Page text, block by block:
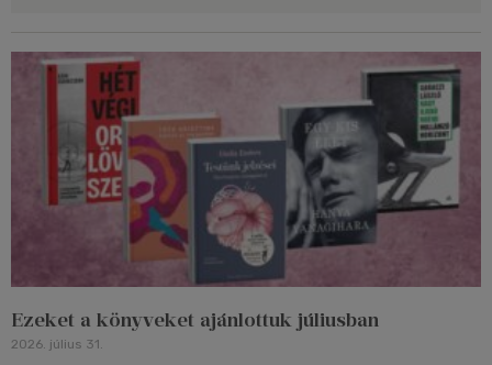
Ezeket a könyveket ajánlottuk júliusban
2026. július 31.